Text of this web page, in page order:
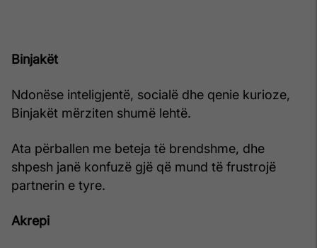
Binjakët
Ndonëse inteligjentë, socialë dhe qenie kurioze,
Binjakët mërziten shumë lehtë.
Ata përballen me beteja të brendshme, dhe
shpesh janë konfuzë gjë që mund të frustrojë
partnerin e tyre.
Akrepi